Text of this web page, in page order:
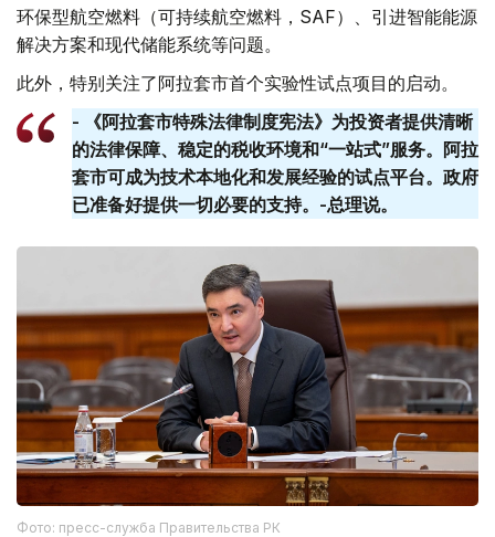
环保型航空燃料（可持续航空燃料，SAF）、引进智能能源
解决方案和现代储能系统等问题。
此外，特别关注了阿拉套市首个实验性试点项目的启动。
- 《阿拉套市特殊法律制度宪法》为投资者提供清晰
的法律保障、稳定的税收环境和“一站式”服务。阿拉
套​​市可成为技术本地化和发展经验的试点平台。政府
已准备好提供一切必要的支持。-总理说。
Фото: пресс-служба Правительства РК